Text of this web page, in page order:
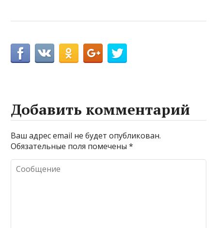
Добавить комментарий
Ваш адрес email не будет опубликован.
Обязательные поля помечены*